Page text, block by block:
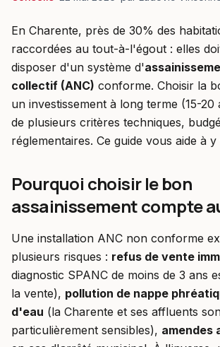
En Charente, près de 30% des
raccordées au tout-à-l'égout : elles
disposer d'un système d'
collectif (ANC) conforme. Choisir la
un investissement à long terme (15-20
de plusieurs critères techniques,
réglementaires. Ce guide vous aide à
Pourquoi choisir le bon
assainissement compte
Une installation ANC non conforme
plusieurs risques : refus de vente
diagnostic SPANC de moins de 3 ans
la vente), pollution de nappe
d'eau (la Charente et ses affluents
particulièrement sensibles), amendes